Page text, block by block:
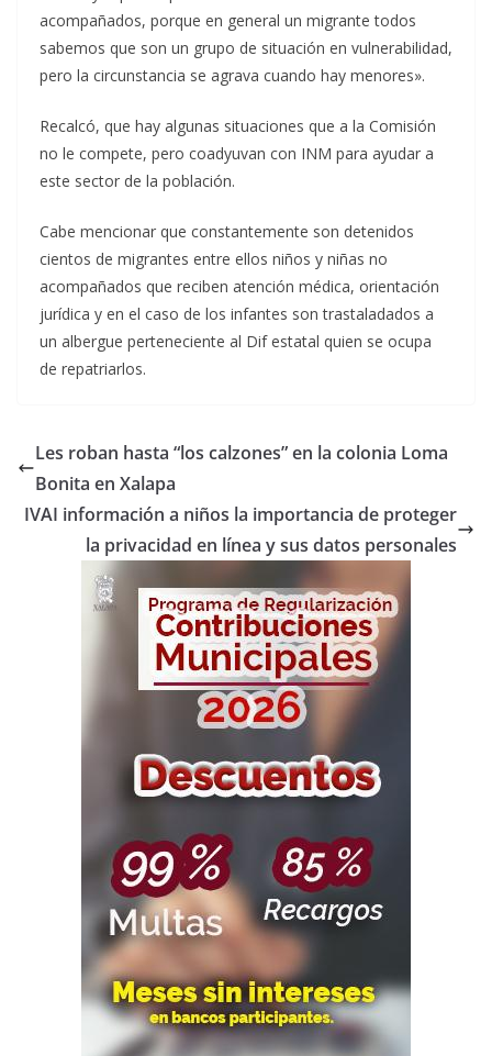
acompañados, porque en general un migrante todos
sabemos que son un grupo de situación en vulnerabilidad,
pero la circunstancia se agrava cuando hay menores».
Recalcó, que hay algunas situaciones que a la Comisión
no le compete, pero coadyuvan con INM para ayudar a
este sector de la población.
Cabe mencionar que constantemente son detenidos
cientos de migrantes entre ellos niños y niñas no
acompañados que reciben atención médica, orientación
jurídica y en el caso de los infantes son trastaladados a
un albergue perteneciente al Dif estatal quien se ocupa
de repatriarlos.
Les roban hasta “los calzones” en la colonia Loma
Bonita en Xalapa
IVAI información a niños la importancia de proteger
la privacidad en línea y sus datos personales